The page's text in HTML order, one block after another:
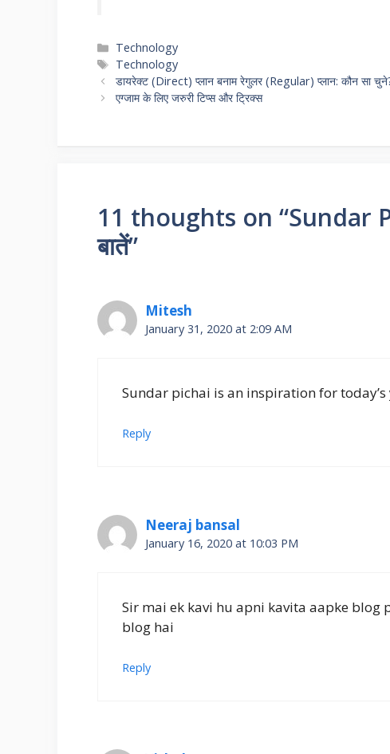
Categories
Technology
Tags
Technology
डायरेक्ट (Direct) प्लान बनाम रेगुलर (Regular) प्लान: कौन सा
एग्जाम के लिए जरुरी टिप्स और ट्रिक्स
11 thoughts on “Sundar
बातें”
Mitesh
January 31, 2020 at 2:09 AM
Sundar pichai is an inspiration for
Reply
Neeraj bansal
January 16, 2020 at 10:03 PM
Sir mai ek kavi hu apni kavita aapke
blog hai
Reply